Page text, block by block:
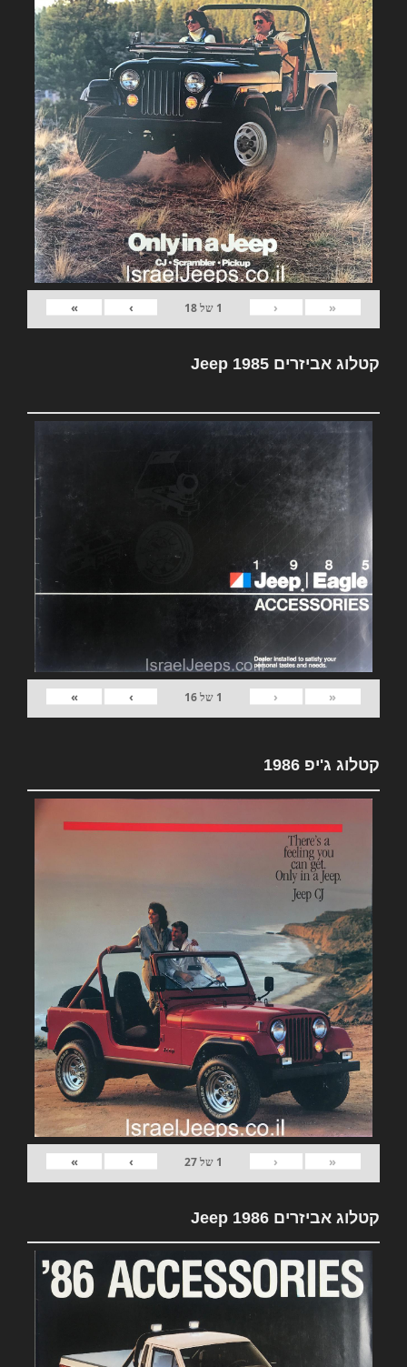
«
‹
1 של18
›
»
קטלוג אביזרים Jeep 1985
«
‹
1 של16
›
»
קטלוג ג'יפ 1986
«
‹
1 של27
›
»
קטלוג אביזרים Jeep 1986